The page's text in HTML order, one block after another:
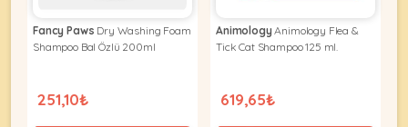
Fancy Paws Dry Washing Foam
Shampoo Bal Özlü 200ml
251,10₺
Animology Animology Flea &
Tick Cat Shampoo 125 ml.
619,65₺